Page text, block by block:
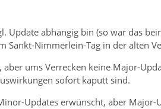
Update abhängig bin (so war das
Sankt-Nimmerlein-Tag in der alten
ums Verrecken keine Major-
sofort kaputt sind.
Updates erwünscht, aber Major-